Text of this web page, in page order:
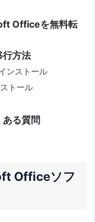
Officeを無料転
行方法
ンストール
トール
る質問
Officeソフ